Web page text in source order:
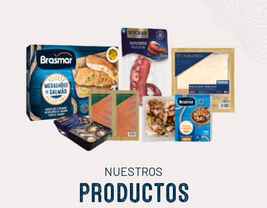
NUESTROS
PRODUCTOS